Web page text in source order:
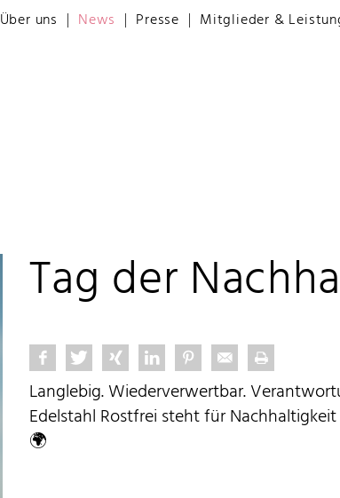
Über uns News Presse Mitglieder &
Tag der
Langlebig. Wiederverwertbar.
Edelstahl Rostfrei steht für
🌍